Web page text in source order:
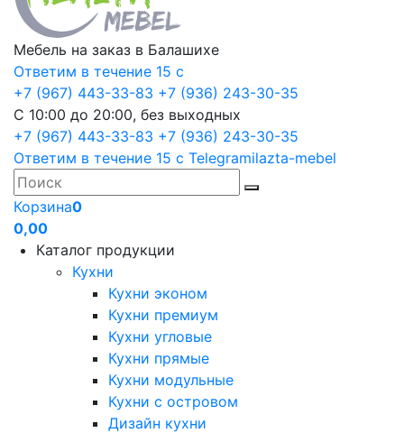
Мебель на заказ в Балашихе
Ответим в течение 15 с
+7 (967) 443-33-83 +7 (936) 243-30-35
С 10:00 до 20:00, без выходных
+7 (967) 443-33-83 +7 (936) 243-30-35
Ответим в течение 15 с Telegramilazta-mebel
Корзина0
0,00
Каталог продукции
Кухни
Кухни эконом
Кухни премиум
Кухни угловые
Кухни прямые
Кухни модульные
Кухни с островом
Дизайн кухни